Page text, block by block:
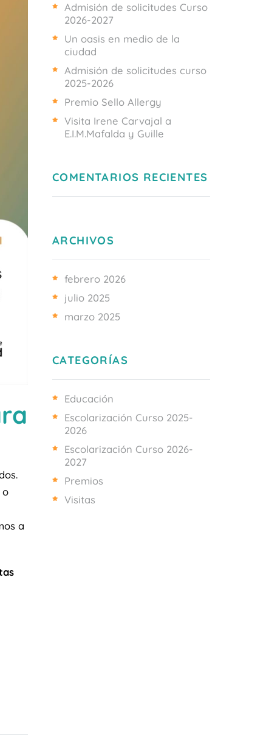
o
a
Admisión de solicitudes Curso
2026-2027
Un oasis en medio de la
ciudad
Admisión de solicitudes curso
2025-2026
Premio Sello Allergy
Visita Irene Carvajal a
E.I.M.Mafalda y Guille
COMENTARIOS RECIENTES
ARCHIVOS
febrero 2026
julio 2025
marzo 2025
CATEGORÍAS
Educación
Escolarización Curso 2025-
2026
Escolarización Curso 2026-
2027
Premios
Visitas